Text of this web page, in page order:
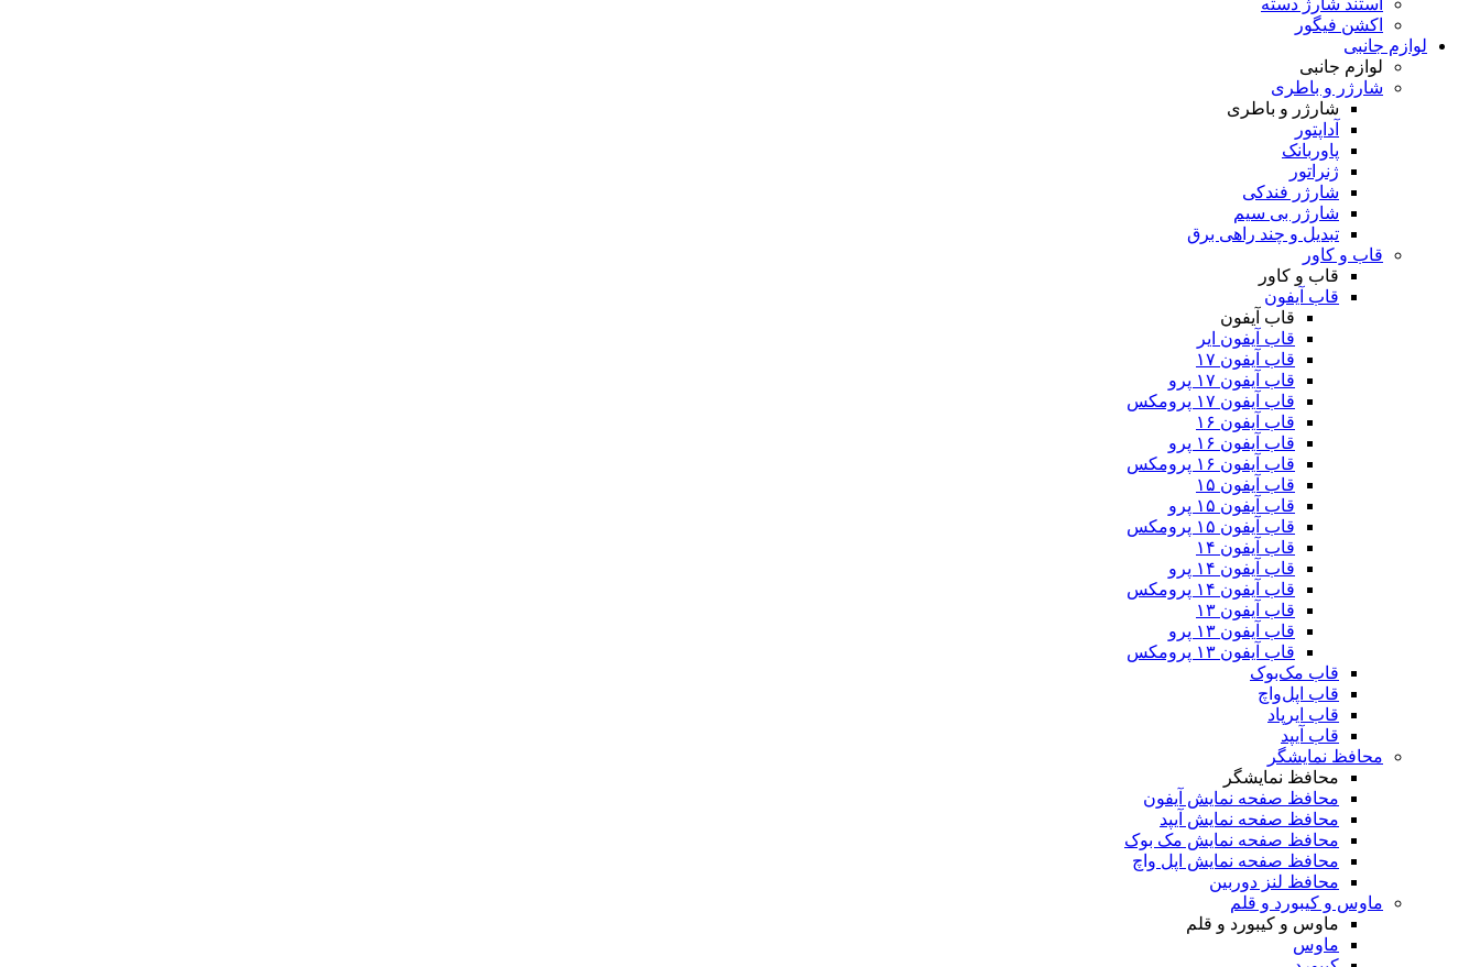
استند شارژ دسته
اکشن فیگور
لوازم جانبی
لوازم جانبی
شارژر و باطری
شارژر و باطری
آداپتور
پاوربانک
ژنراتور
شارژر فندکی
شارژر بی سیم
تبدیل و چند راهی برق
قاب و کاور
قاب و کاور
قاب آیفون
قاب آیفون
قاب آیفون ایر
قاب آیفون ۱۷
قاب آیفون ۱۷ پرو
قاب آیفون ۱۷ پرومکس
قاب آیفون ۱۶
قاب آیفون ۱۶ پرو
قاب آیفون ۱۶ پرومکس
قاب آیفون ۱۵
قاب آیفون ۱۵ پرو
قاب آیفون ۱۵ پرومکس
قاب آیفون ۱۴
قاب آیفون ۱۴ پرو
قاب آیفون ۱۴ پرومکس
قاب آیفون ۱۳
قاب آیفون ۱۳ پرو
قاب آیفون ۱۳ پرومکس
قاب مک‌بوک
قاب اپل‌واچ
قاب ایرپاد
قاب آیپد
محافظ نمایشگر
محافظ نمایشگر
محافظ صفحه نمایش آیفون
محافظ صفحه نمایش آیپد
محافظ صفحه نمایش مک بوک
محافظ صفحه نمایش اپل واچ
محافظ لنز دوربین
ماوس و کیبورد و قلم
ماوس و کیبورد و قلم
ماوس